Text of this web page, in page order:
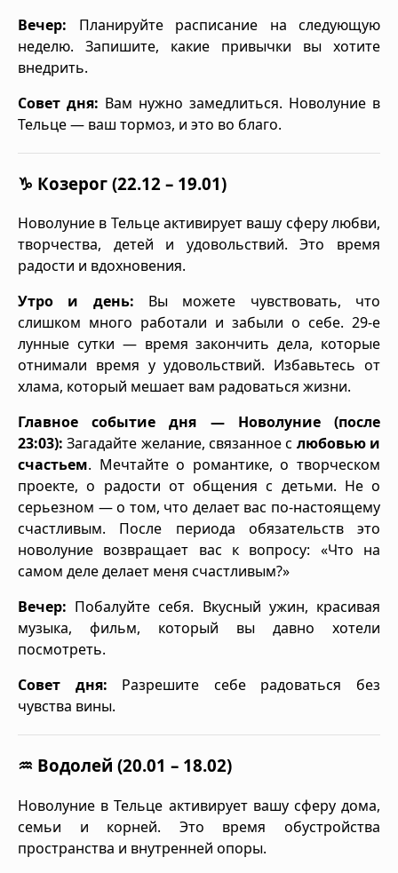
Вечер: Планируйте расписание на следующую
неделю. Запишите, какие привычки вы хотите
внедрить.
Совет дня: Вам нужно замедлиться. Новолуние в
Тельце — ваш тормоз, и это во благо.
♑ Козерог (22.12 – 19.01)
Новолуние в Тельце активирует вашу сферу любви,
творчества, детей и удовольствий. Это время
радости и вдохновения.
Утро и день: Вы можете чувствовать, что
слишком много работали и забыли о себе. 29-е
лунные сутки — время закончить дела, которые
отнимали время у удовольствий. Избавьтесь от
хлама, который мешает вам радоваться жизни.
Главное событие дня — Новолуние (после
23:03): Загадайте желание, связанное с любовью и
счастьем. Мечтайте о романтике, о творческом
проекте, о радости от общения с детьми. Не о
серьезном — о том, что делает вас по-настоящему
счастливым. После периода обязательств это
новолуние возвращает вас к вопросу: «Что на
самом деле делает меня счастливым?»
Вечер: Побалуйте себя. Вкусный ужин, красивая
музыка, фильм, который вы давно хотели
посмотреть.
Совет дня: Разрешите себе радоваться без
чувства вины.
♒ Водолей (20.01 – 18.02)
Новолуние в Тельце активирует вашу сферу дома,
семьи и корней. Это время обустройства
пространства и внутренней опоры.